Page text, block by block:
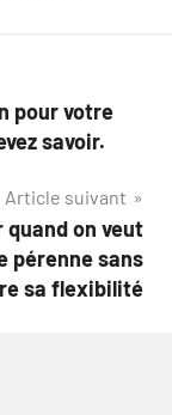
pour votre
savoir.
Article suivant
quand on veut
pérenne sans
sa flexibilité